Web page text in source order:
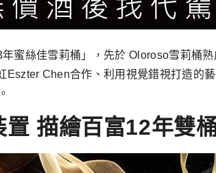
蜜絲佳雪莉桶」，先於 Oloroso雪莉桶
Chen合作、利用視覺錯視打造的
描繪百富12年雙